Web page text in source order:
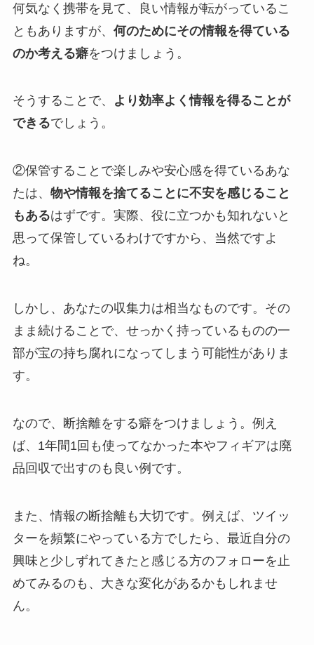
何気なく携帯を見て、良い情報が転がっているこ
ともありますが、 何のためにその情報を得ている
のか考える癖をつけましょう。
そうすることで、
より効率よく情報を得ることが
できるでしょう。
②保管することで楽しみや安心感を得ているあな
たは、 物や情報を捨てることに不安を感じること
もあるはずです。実際、役に立つかも知れないと
思って保管しているわけですから、当然ですよ
ね。
しかし、あなたの収集力は相当なものです。その
まま続けることで、せっかく持っているものの一
部が宝の持ち腐れになってしまう可能性がありま
す。
なので、断捨離をする癖をつけましょう。例え
ば、1年間1回も使ってなかった本やフィギアは廃
品回収で出すのも良い例です。
また、情報の断捨離も大切です。例えば、ツイッ
ターを頻繁にやっている方でしたら、最近自分の
興味と少しずれてきたと感じる方のフォローを止
めてみるのも、大きな変化があるかもしれませ
ん。